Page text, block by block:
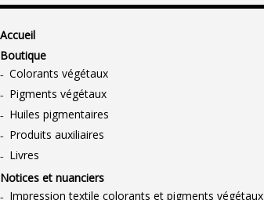
Accueil
Boutique
Colorants végétaux
Pigments végétaux
Huiles pigmentaires
Produits auxiliaires
Livres
Notices et nuanciers
Impression textile colorants et pigments végétaux